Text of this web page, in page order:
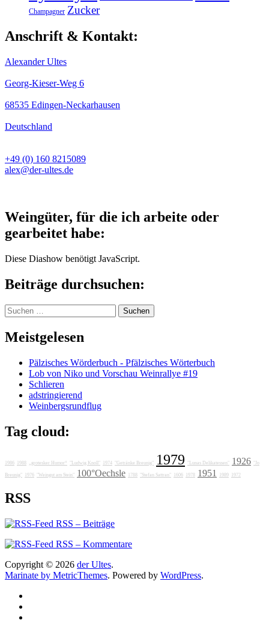
Champagner Zucker
Anschrift & Kontakt:
Alexander Ultes
Georg-Kieser-Weg 6
68535 Edingen-Neckarhausen
Deutschland
+49 (0) 160 8215089
alex@der-ultes.de
Weingüter, für die ich arbeite oder
gearbeitet habe:
Diese Diashow benötigt JavaScript.
Beiträge durchsuchen:
Suchen
nach:
Meistgelesen
Pälzisches Wörderbuch - Pfälzisches Wörterbuch
Lob von Niko und Vorschau Weinrallye #19
Schlieren
adstringierend
Weinbergsrundflug
Tag cloud:
1986 1988 „grotesker Humor“ "Ludwig Knoll" 1974 "Getränke Breunig" 1979 "Lunas Delikatessen" 1926 "Jo
Breunig" 1976 "Weingut am Stein" 100°Oechsle 1788 "Stefan Sattran" 1606 1978 1951 1989 1972
RSS
RSS – Beiträge
RSS – Kommentare
Copyright © 2026 der Ultes.
Marinate by MetricThemes. Powered by WordPress.